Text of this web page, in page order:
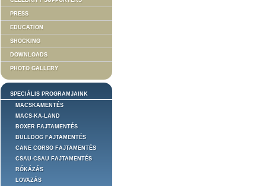
PRESS
EDUCATION
SHOCKING
DOWNLOADS
PHOTO GALLERY
SPECIÁLIS PROGRAMJAINK
MACSKAMENTÉS
MACS-KA-LAND
BOXER FAJTAMENTÉS
BULLDOG FAJTAMENTÉS
CANE CORSO FAJTAMENTÉS
CSAU-CSAU FAJTAMENTÉS
RÓKÁZÁS
LOVAZÁS